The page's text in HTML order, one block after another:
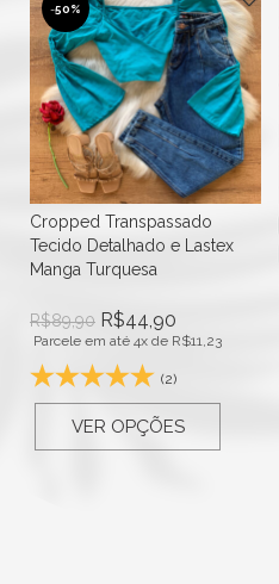
-50%
Cropped Transpassado
Tecido Detalhado e Lastex
Manga Turquesa
R$89,90 R$44,90
Parcele em até 4x de R$11,23
(2)
VER OPÇÕES